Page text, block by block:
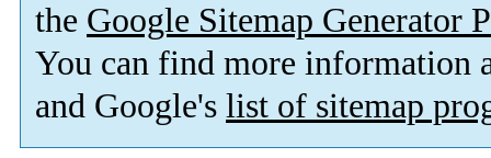
the Google Sitemap Generator
You can find more information
and Google's list of sitemap